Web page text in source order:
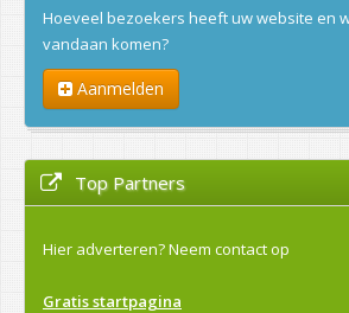
Hoeveel bezoekers heeft uw website en
vandaan komen?
Aanmelden
Top Partners
Hier adverteren?Neem contact op
Gratis startpagina